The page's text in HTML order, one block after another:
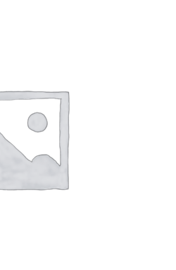
NË SHPORTË